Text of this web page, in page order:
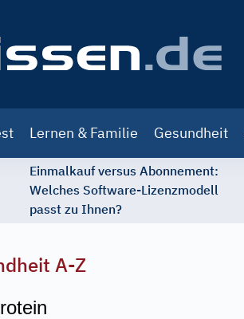
Lernen & Familie Gesundheit
Einmalkauf versus Abonnement:
Welches Software-Lizenzmodell
passt zu Ihnen?
A-Z